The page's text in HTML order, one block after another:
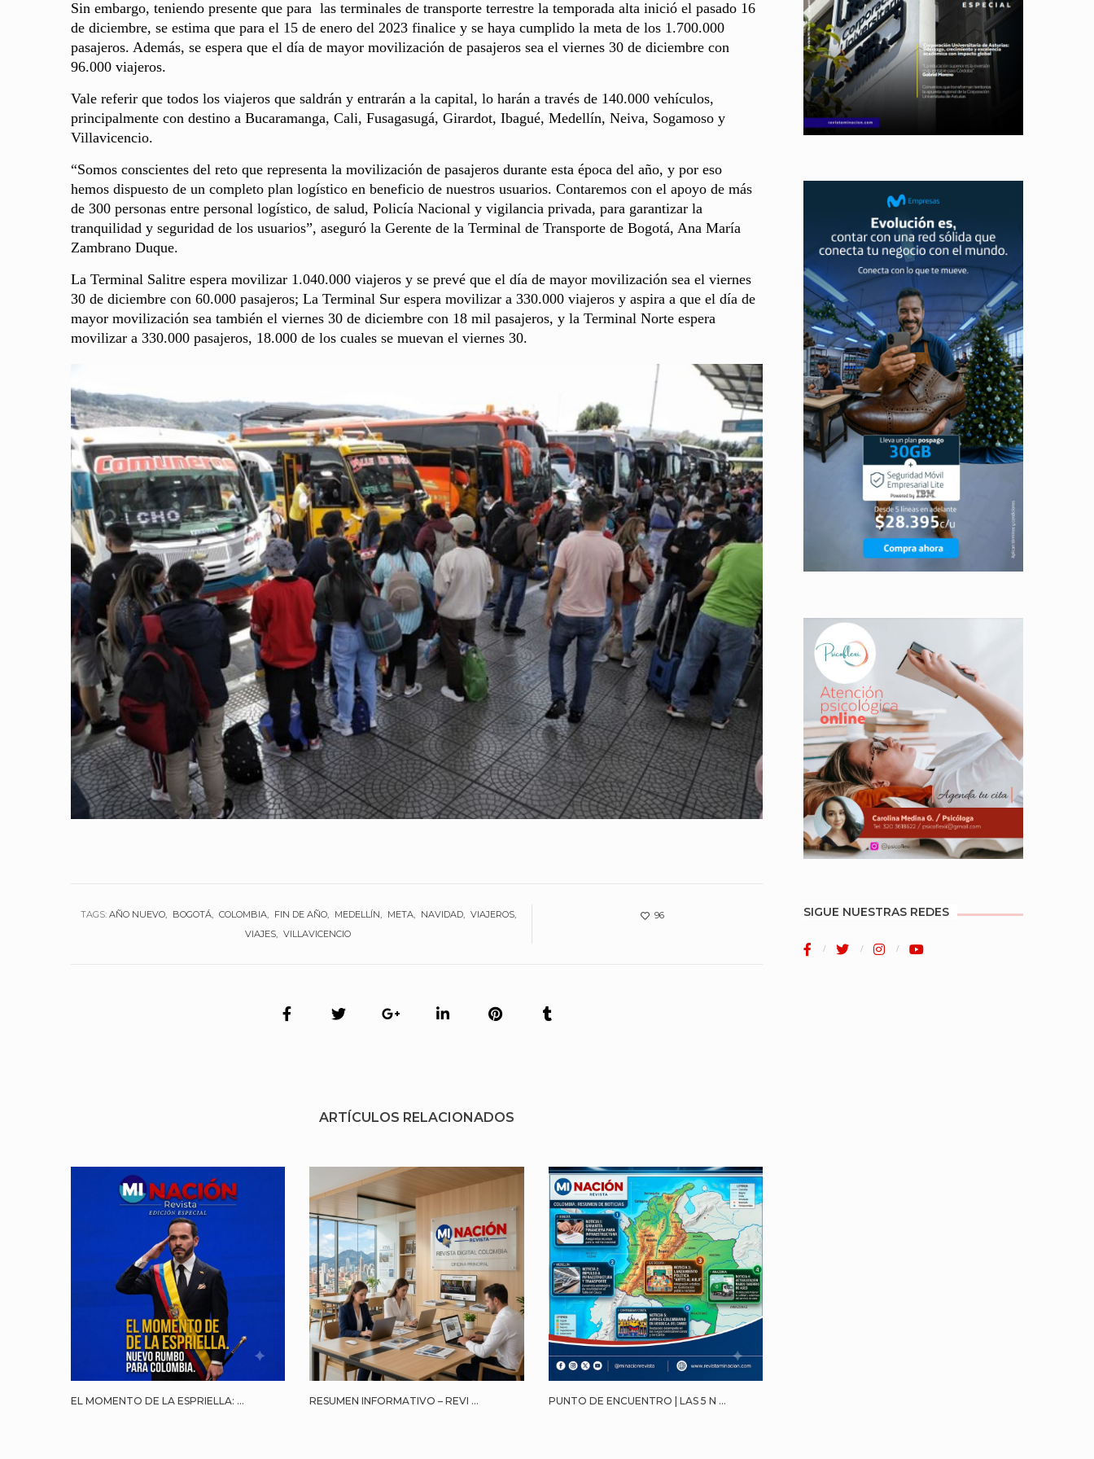
Sin embargo, teniendo presente que para las terminales de transporte terrestre la temporada alta inició el pasado 16
de diciembre, se estima que para el 15 de enero del 2023 finalice y se haya cumplido la meta de los 1.700.000
pasajeros. Además, se espera que el día de mayor movilización de pasajeros sea el viernes 30 de diciembre con
96.000 viajeros.
Vale referir que todos los viajeros que saldrán y entrarán a la capital, lo harán a través de 140.000 vehículos,
principalmente con destino a Bucaramanga, Cali, Fusagasugá, Girardot, Ibagué, Medellín, Neiva, Sogamoso y
Villavicencio.
“Somos conscientes del reto que representa la movilización de pasajeros durante esta época del año, y por eso
hemos dispuesto de un completo plan logístico en beneficio de nuestros usuarios. Contaremos con el apoyo de más
de 300 personas entre personal logístico, de salud, Policía Nacional y vigilancia privada, para garantizar la
tranquilidad y seguridad de los usuarios”, aseguró la Gerente de la Terminal de Transporte de Bogotá, Ana María
Zambrano Duque.
La Terminal Salitre espera movilizar 1.040.000 viajeros y se prevé que el día de mayor movilización sea el viernes
30 de diciembre con 60.000 pasajeros; La Terminal Sur espera movilizar a 330.000 viajeros y aspira a que el día de
mayor movilización sea también el viernes 30 de diciembre con 18 mil pasajeros, y la Terminal Norte espera
movilizar a 330.000 pasajeros, 18.000 de los cuales se muevan el viernes 30.
TAGS: AÑO NUEVO BOGOTÁ COLOMBIA FIN DE AÑO MEDELLÍN META NAVIDAD
VIAJEROS
VIAJES
VILLAVICENCIO
96
ARTÍCULOS RELACIONADOS
EL MOMENTO DE LA ESPRIELLA: ... RESUMEN INFORMATIVO – REVI ... PUNTO DE ENCUENTRO | LAS 5 N ...
SIGUE NUESTRAS REDES